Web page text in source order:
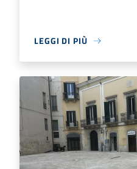
LEGGI DI PIÙ